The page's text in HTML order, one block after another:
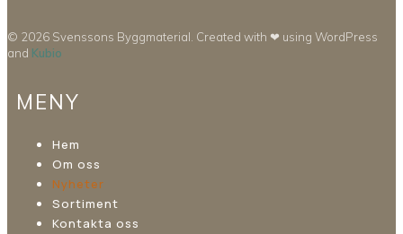
© 2026 Svenssons Byggmaterial. Created with ❤ using WordPress
and Kubio
MENY
Hem
Om oss
Nyheter
Sortiment
Kontakta oss